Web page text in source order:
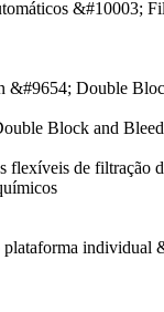
Block and Bleed